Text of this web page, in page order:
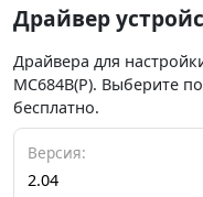
Драйвер
Драйвера для
MC684B(P). Выберите
бесплатно.
Версия:
2.04